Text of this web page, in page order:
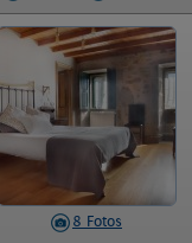
8 Fotos